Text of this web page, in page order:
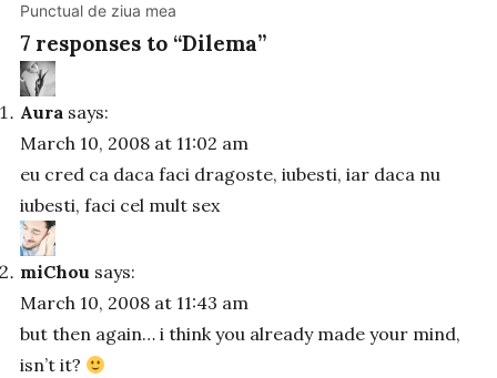
Punctual de ziua mea
7 responses to “Dilema”
Aura says:
March 10, 2008 at 11:02 am
eu cred ca daca faci dragoste, iubesti, iar daca nu
iubesti, faci cel mult sex
miChou says:
March 10, 2008 at 11:43 am
but then again… i think you already made your mind,
isn’t it?